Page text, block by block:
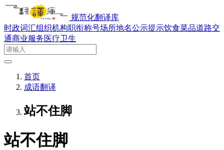
规范化翻译库
时政词汇组织机构职衔称号场所地名公示提示饮食菜品道路交
通商业服务医疗卫生
首页
成语翻译
站不住脚
站不住脚